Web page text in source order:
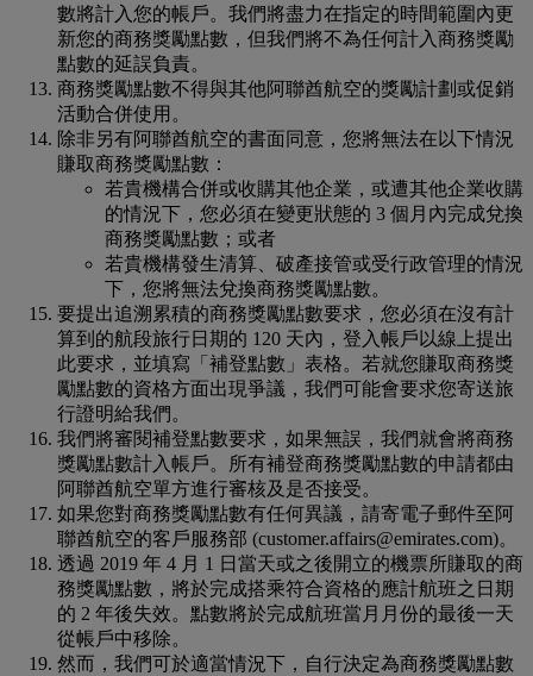
數將計入您的帳戶。我們將盡力在指定的時間範圍內更
新您的商務獎勵點數，但我們將不為任何計入商務獎勵
點數的延誤負責。
商務獎勵點數不得與其他阿聯酋航空的獎勵計劃或促銷
活動合併使用。
除非另有阿聯酋航空的書面同意，您將無法在以下情況
賺取商務獎勵點數：
若貴機構合併或收購其他企業，或遭其他企業收購
的情況下，您必須在變更狀態的 3 個月內完成兌換
商務獎勵點數；或者
若貴機構發生清算、破產接管或受行政管理的情況
下，您將無法兌換商務獎勵點數。
要提出追溯累積的商務獎勵點數要求，您必須在沒有計
算到的航段旅行日期的 120 天內，登入帳戶以線上提出
此要求，並填寫「補登點數」表格。若就您賺取商務獎
勵點數的資格方面出現爭議，我們可能會要求您寄送旅
行證明給我們。
我們將審閱補登點數要求，如果無誤，我們就會將商務
獎勵點數計入帳戶。所有補登商務獎勵點數的申請都由
阿聯酋航空單方進行審核及是否接受。
如果您對商務獎勵點數有任何異議，請寄電子郵件至阿
聯酋航空的客戶服務部 (customer.affairs@emirates.com)。
透過 2019 年 4 月 1 日當天或之後開立的機票所賺取的商
務獎勵點數，將於完成搭乘符合資格的應計航班之日期
的 2 年後失效。點數將於完成航班當月月份的最後一天
從帳戶中移除。
然而，我們可於適當情況下，自行決定為商務獎勵點數